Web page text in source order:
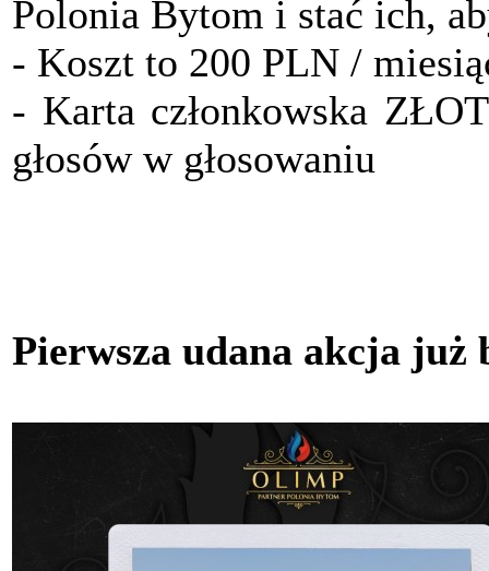
Polonia Bytom i stać ich,
- Koszt to 200 PLN /
- Karta członkowska
głosów w głosowaniu
Pierwsza udana akcja już